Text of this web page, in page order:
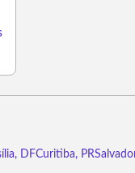
DFCuritiba, PR